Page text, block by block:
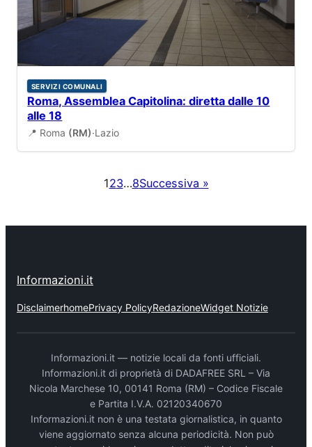
SERVIZI COMUNALI
Roma, Assemblea Capitolina: diretta dalle 10
alle 18
📍 Roma (RM)·Lazio
123…8Successiva »
Informazioni.it
DisclaimerhomePrivacy PolicyRedazioneWidget Notizie
Informazioni.it — notizie locali da fonti ufficiali.
Informazioni.it di proprietà di DADAFREE SRL – Via
Nicola Marchese 10, 00141 Roma (RM) – Codice Fiscale
e Partita I.V.A. 02120340670
Informazioni.it non è una testata giornalistica, in quanto
viene aggiornato senza alcuna periodicità. Non può